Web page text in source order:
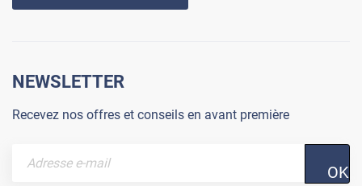
NEWSLETTER
Recevez nos offres et conseils en avant première
OK